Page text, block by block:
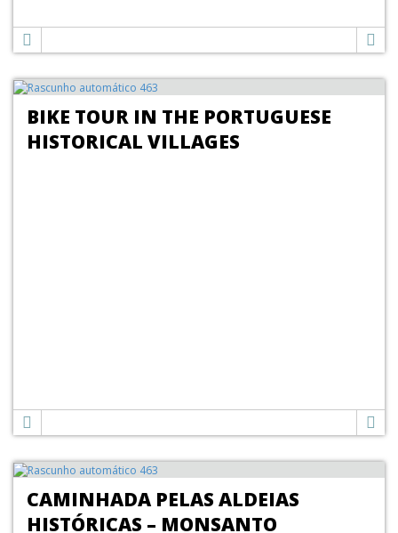
BIKE TOUR IN THE PORTUGUESE
HISTORICAL VILLAGES
CAMINHADA PELAS ALDEIAS
HISTÓRICAS – MONSANTO